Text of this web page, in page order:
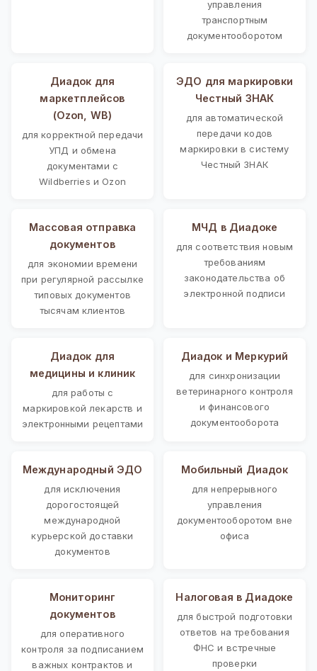
управления
транспортным
документооборотом
Диадок для
маркетплейсов
(Ozon, WB)
для корректной передачи
УПД и обмена
документами с
Wildberries и Ozon
ЭДО для маркировки
Честный ЗНАК
для автоматической
передачи кодов
маркировки в систему
Честный ЗНАК
Массовая отправка
документов
для экономии времени
при регулярной рассылке
типовых документов
тысячам клиентов
МЧД в Диадоке
для соответствия новым
требованиям
законодательства об
электронной подписи
Диадок для
медицины и клиник
для работы с
маркировкой лекарств и
электронными рецептами
Диадок и Меркурий
для синхронизации
ветеринарного контроля
и финансового
документооборота
Международный ЭДО
для исключения
дорогостоящей
международной
курьерской доставки
документов
Мобильный Диадок
для непрерывного
управления
документооборотом вне
офиса
Мониторинг
документов
для оперативного
контроля за подписанием
важных контрактов и
Налоговая в Диадоке
для быстрой подготовки
ответов на требования
ФНС и встречные
проверки